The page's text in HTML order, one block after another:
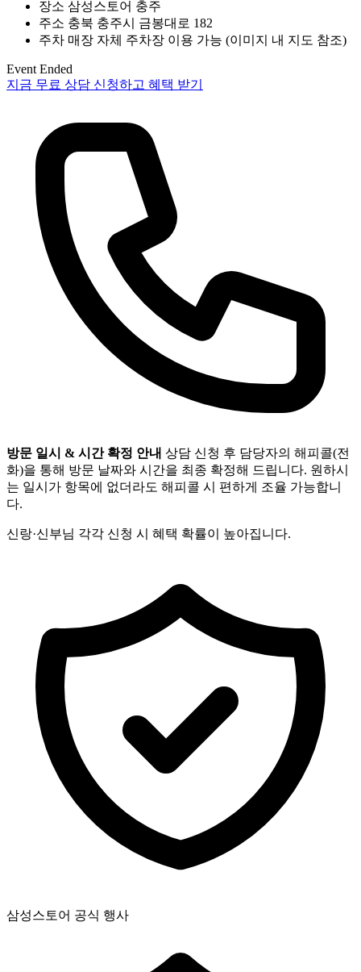
장소 삼성스토어 충주
주소 충북 충주시 금봉대로 182
주차 매장 자체 주차장 이용 가능 (이미지 내 지도 참조)
Event Ended
지금 무료 상담 신청하고 혜택 받기
방문 일시 & 시간 확정 안내 상담 신청 후 담당자의 해피콜(전
화)을 통해 방문 날짜와 시간을 최종 확정해 드립니다. 원하시
는 일시가 항목에 없더라도 해피콜 시 편하게 조율 가능합니
다.
신랑·신부님 각각 신청 시 혜택 확률이 높아집니다.
삼성스토어 공식 행사